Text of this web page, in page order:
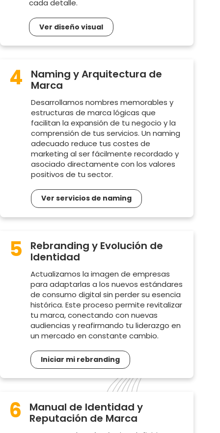
cada detalle.
Ver diseño visual
4
Naming y Arquitectura de
Marca
Desarrollamos nombres memorables y
estructuras de marca lógicas que
facilitan la expansión de tu negocio y la
comprensión de tus servicios. Un naming
adecuado reduce tus costes de
marketing al ser fácilmente recordado y
asociado directamente con los valores
positivos de tu sector.
Ver servicios de naming
5
Rebranding y Evolución de
Identidad
Actualizamos la imagen de empresas
para adaptarlas a los nuevos estándares
de consumo digital sin perder su esencia
histórica. Este proceso permite revitalizar
tu marca, conectando con nuevas
audiencias y reafirmando tu liderazgo en
un mercado en constante cambio.
Iniciar mi rebranding
6
Manual de Identidad y
Reputación de Marca